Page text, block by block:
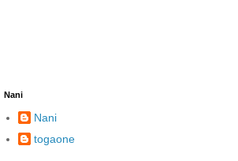
Nani
Nani
togaone